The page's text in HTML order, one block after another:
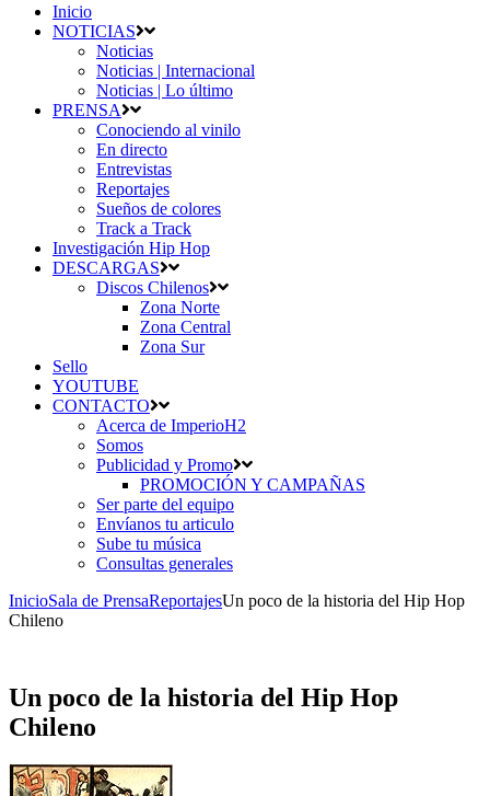
Inicio
NOTICIAS
Noticias
Noticias | Internacional
Noticias | Lo último
PRENSA
Conociendo al vinilo
En directo
Entrevistas
Reportajes
Sueños de colores
Track a Track
Investigación Hip Hop
DESCARGAS
Discos Chilenos
Zona Norte
Zona Central
Zona Sur
Sello
YOUTUBE
CONTACTO
Acerca de ImperioH2
Somos
Publicidad y Promo
PROMOCIÓN Y CAMPAÑAS
Ser parte del equipo
Envíanos tu articulo
Sube tu música
Consultas generales
InicioSala de PrensaReportajesUn poco de la historia del Hip Hop
Chileno
Un poco de la historia del Hip Hop
Chileno